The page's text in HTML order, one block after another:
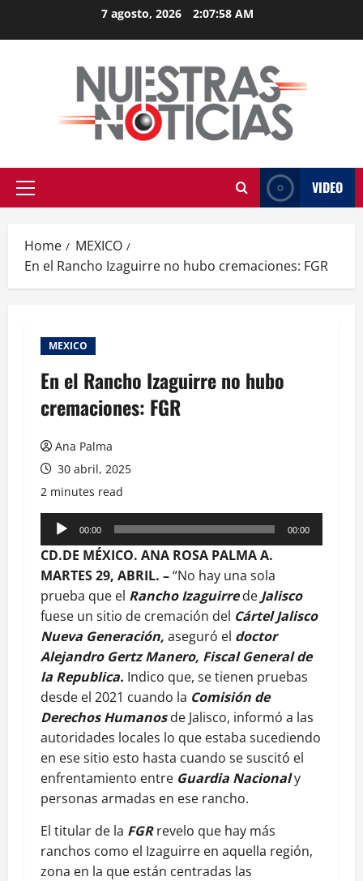
7 agosto, 2026 2:07:59 AM
Primary
VIDEO
Home
MEXICO
En el Rancho Izaguirre no hubo cremaciones: FGR
MEXICO
En el Rancho Izaguirre no hubo
cremaciones: FGR
Ana Palma
30 abril, 2025
2 minutes read
Reproductor
de
audio
00:00 00:00
CD.DE MÉXICO. ANA ROSA PALMA A.
MARTES 29, ABRIL. –“No hay una sola
prueba que el Rancho Izaguirrede Jalisco
fuese un sitio de cremación del Cártel Jalisco
Nueva Generación, aseguró el doctor
Alejandro Gertz Manero, Fiscal General de
la Republica. Indico que, se tienen pruebas
desde el 2021 cuando la Comisión de
Derechos Humanos de Jalisco, informó a las
autoridades locales lo que estaba sucediendo
en ese sitio esto hasta cuando se suscitó el
enfrentamiento entre Guardia Nacionaly
personas armadas en ese rancho.
El titular de la FGRrevelo que hay más
ranchos como el Izaguirre en aquella región,
zona en la que están centradas las